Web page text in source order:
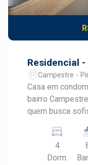
Residencial
Campestre -
Casa em
bairro
quem busca
Implantada em
residência
excelente
4
Dorm.